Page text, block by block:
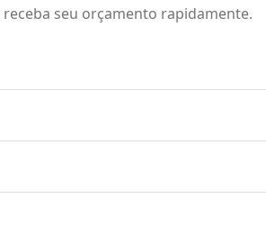
seu orçamento rapidamente.